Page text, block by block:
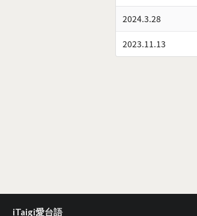
2024.3.28
2023.11.13
iTaigi愛台語